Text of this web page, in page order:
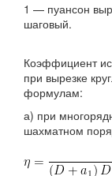
1 — пуансон
шаговый.
Коэффициент
при вырезке
формулам:
а) при
шахматном